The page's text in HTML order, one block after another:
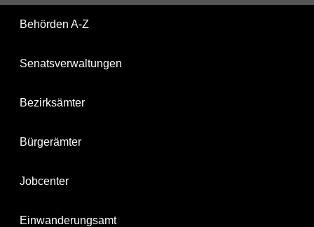
Behörden A-Z
Senatsverwaltungen
Bezirksämter
Bürgerämter
Jobcenter
Einwanderungsamt